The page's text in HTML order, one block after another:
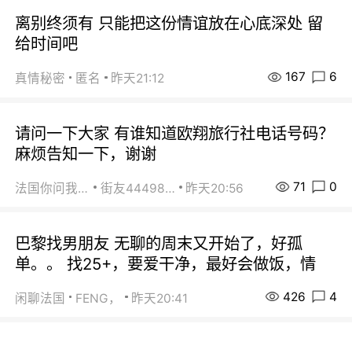
离别终须有 只能把这份情谊放在心底深处 留
给时间吧
真情秘密 匿名 昨天21:12 167 6
请问一下大家 有谁知道欧翔旅行社电话号码？
麻烦告知一下，谢谢
法国你问我答 街友44498484 昨天20:56 71 0
巴黎找男朋友 无聊的周末又开始了，好孤
单。。 找25+，要爱干净，最好会做饭，情
闲聊法国 FENG， 昨天20:41 426 4